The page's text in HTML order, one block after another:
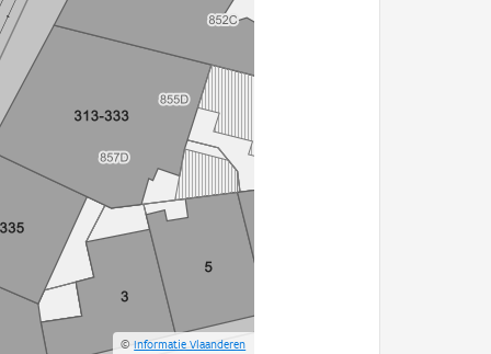
©Informatie Vlaanderen